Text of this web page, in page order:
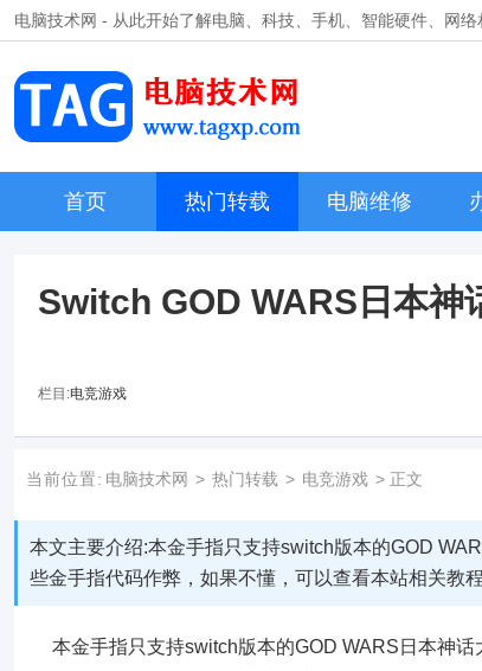
电脑技术网 - 从此开始了解电脑、科技、手机、智能硬件、网络
首页 热门转载 电脑维修
Switch GOD WARS日本神
栏目:电竞游戏
当前位置: 电脑技术网 > 热门转载 > 电竞游戏 > 正文
本文主要介绍:本金手指只支持switch版本的GOD
些金手指代码作弊，如果不懂，可以查看本站相关教程
本金手指只支持switch版本的GOD WARS日本神